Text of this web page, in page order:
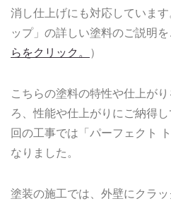
消し仕上げにも対応していま
ップ」の詳しい塗料のご説明を
らをクリック。
）
こちらの塗料の特性や仕上が
ろ、性能や仕上がりにご納得
回の工事では「パーフェクト
なりました。
塗装の施工では、外壁にクラ